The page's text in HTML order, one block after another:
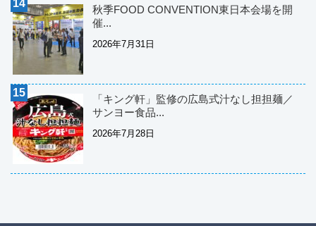
秋季FOOD CONVENTION東日本会場を開
催...
2026年7月31日
「キング軒」監修の広島式汁なし担担麺／
サンヨー食品...
2026年7月28日